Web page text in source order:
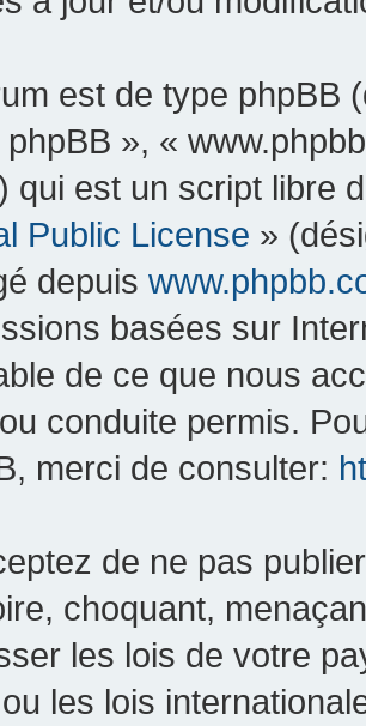
est de type phpBB
phpBB », «
qui est un script libre
Public License »
depuis
basées sur
de ce que nous
conduite permis.
merci de consulter:
de ne pas
choquant,
les lois de votre
les lois